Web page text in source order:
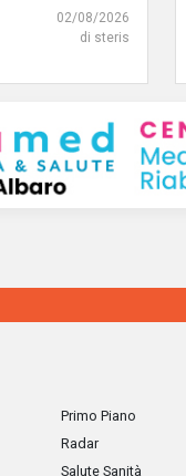
02/08/2026
di steris
Primo Piano
Radar
Salute Sanità